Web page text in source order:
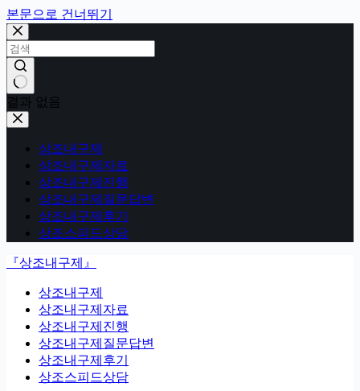
본문으로 건너뛰기
결과 없음
상조내구제
상조내구제자료
상조내구제진행
상조내구제질문답변
상조내구제후기
상조스피드상담
『상조내구제』
상조내구제
상조내구제자료
상조내구제진행
상조내구제질문답변
상조내구제후기
상조스피드상담